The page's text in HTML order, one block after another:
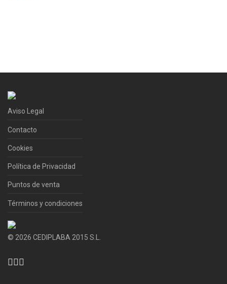
Aviso Legal
Contacto
Cookies
Política de Privacidad
Puntos de venta
Términos y condiciones
© 2026 CEDIPLABA 2015 S.L.